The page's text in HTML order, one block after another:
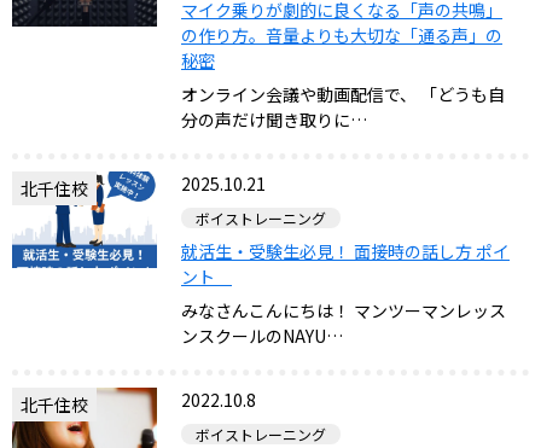
マイク乗りが劇的に良くなる「声の共鳴」
の作り方。音量よりも大切な「通る声」の
秘密
オンライン会議や動画配信で、 「どうも自
分の声だけ聞き取りに…
北千住校 2025.10.21
ボイストレーニング
就活生・受験生必見！ 面接時の話し方 ポイ
ント
みなさんこんにちは！ マンツーマンレッス
ンスクールのNAYU…
北千住校 2022.10.8
ボイストレーニング